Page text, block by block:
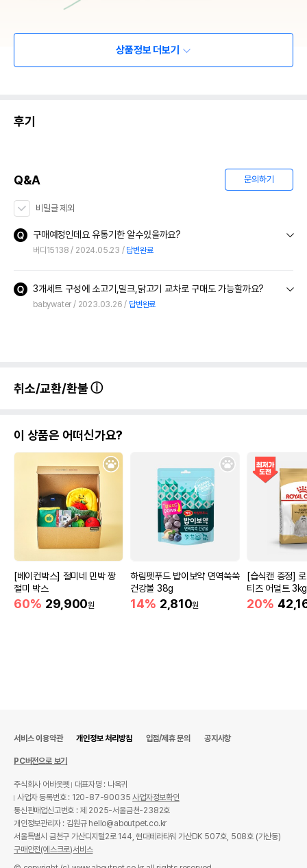
상품정보 더보기
후기
Q&A 문의하기
비밀글 제외
구매예정인데요 유통기한 알수있을까요?
버디15138 2024.05.23 답변완료
3개세트 구성에 소고기,밀크,닭고기 교차로 구매도 가능할까요?
babywater 2023.03.26 답변완료
취소/교환/환불
이 상품은 어떠신가요?
[베이컨박스] 절미네 민박 짱
절미 박스
60% 29,900원
하림펫푸드 밥이보약 면역쑥쑥
건강볼 38g
14% 2,810원
[습식캔 증정]
티즈 어덜트
20%
서비스 이용약관 개인정보 처리방침 입점/제휴 문의 공지사항
PC버전으로 보기
주식회사 어바웃펫
대표자명 : 나옥귀
사업자 등록번호 : 120-87-90035사업자정보확인
통신판매업신고번호 : 제 2025-서울금천-2382호
개인정보관리자 : 김원규 hello@aboutpet.co.kr
서울특별시 금천구 가산디지털2로 144, 현대테라타워 가산DK 507호, 508호 (가산동)
구매안전(에스크로)서비스